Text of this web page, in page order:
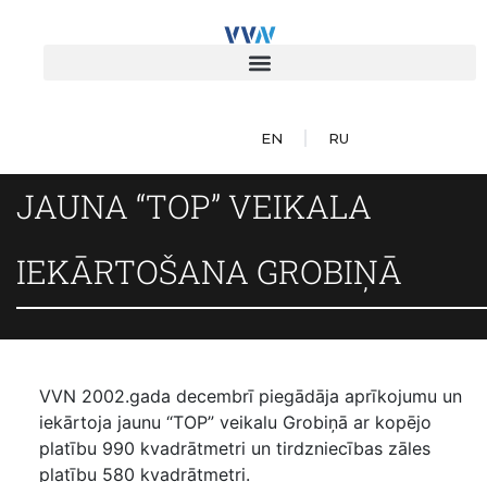
EN RU
JAUNA “TOP” VEIKALA
IEKĀRTOŠANA GROBIŅĀ
VVN 2002.gada decembrī piegādāja aprīkojumu un
iekārtoja jaunu “TOP” veikalu Grobiņā ar kopējo
platību 990 kvadrātmetri un tirdzniecības zāles
platību 580 kvadrātmetri.